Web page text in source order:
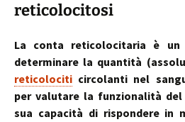
reticolocitosi
La conta reticolocitaria è un
determinare la quantità
reticolociti circolanti nel
per valutare la funzionalità
sua capacità di rispondere in